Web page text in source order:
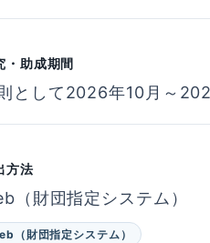
・助成期間
として2026年10月～
方法
（財団指定システム）
（財団指定システム）